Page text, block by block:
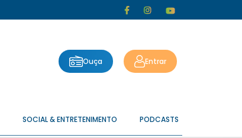
Ouça Entrar
SOCIAL & ENTRETENIMENTO PODCASTS